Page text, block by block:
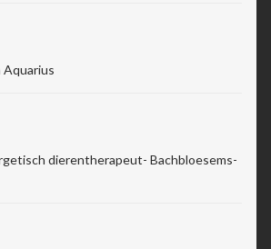
Aquarius
dierentherapeut- Bachbloesems-